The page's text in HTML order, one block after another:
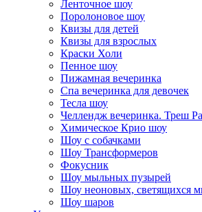
Ленточное шоу
Поролоновое шоу
Квизы для детей
Квизы для взрослых
Краски Холи
Пенное шоу
Пижамная вечеринка
Спа вечеринка для девочек
Тесла шоу
Челлендж вечеринка. Треш
Химическое Крио шоу
Шоу с собачками
Шоу Трансформеров
Фокусник
Шоу мыльных пузырей
Шоу неоновых, светящихся
Шоу шаров